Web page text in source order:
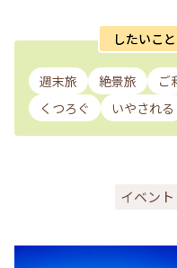
したいこ
週末旅 絶景旅 ご
くつろぐ
いやされる
イベント